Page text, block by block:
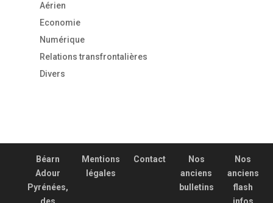
Aérien
Economie
Numérique
Relations transfrontalières
Divers
Béarn
Adour
Pyrénées,
Mentions
légales
Contact
Nos
anciens
bulletins
Nos
anciens
flash